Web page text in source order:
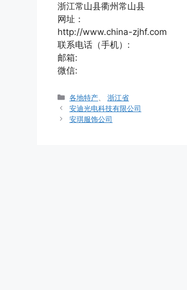
浙江常山县衢州常山县
网址：
http://www.china-zjhf.com
联系电话（手机）:
邮箱:
微信:
分
类
各地特产 、浙江省
安迪光电科技有限公司
安琪服饰公司